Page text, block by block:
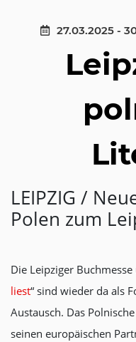
27.03.2025 -
LEIPZIG /
Polen zum
Die Leipziger
liest“ sind wieder da als
Austausch. Das
seinen europäischen